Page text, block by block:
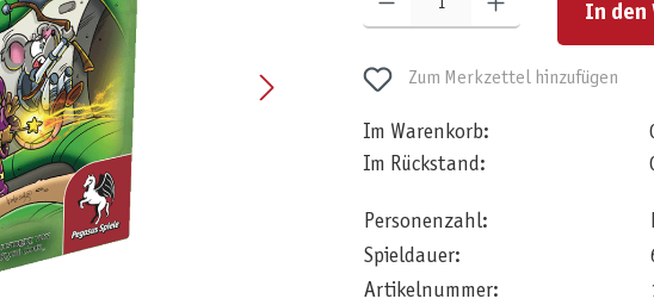
In den
Zum Merkzettel hinzufügen
Im Warenkorb:
Im Rückstand:
Personenzahl:
Spieldauer:
Artikelnummer: